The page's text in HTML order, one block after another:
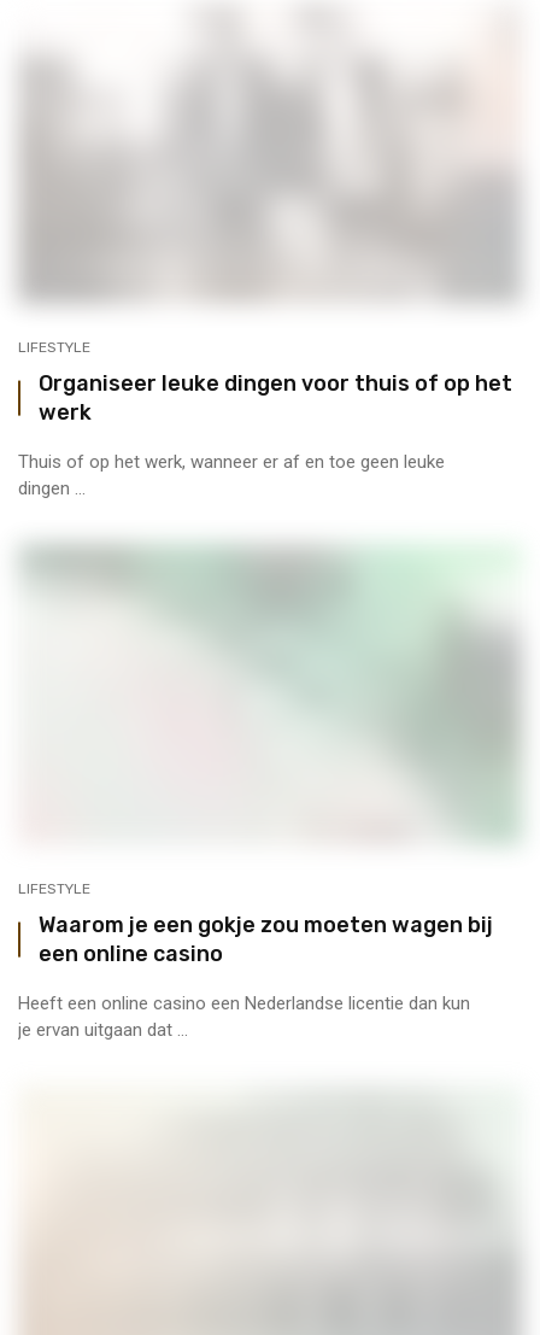
LIFESTYLE
Organiseer leuke dingen voor thuis of op het
werk
Thuis of op het werk, wanneer er af en toe geen leuke
dingen ...
LIFESTYLE
Waarom je een gokje zou moeten wagen bij
een online casino
Heeft een online casino een Nederlandse licentie dan kun
je ervan uitgaan dat ...